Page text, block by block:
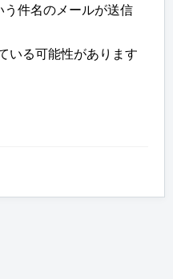
う件名のメールが送信
いる可能性があります